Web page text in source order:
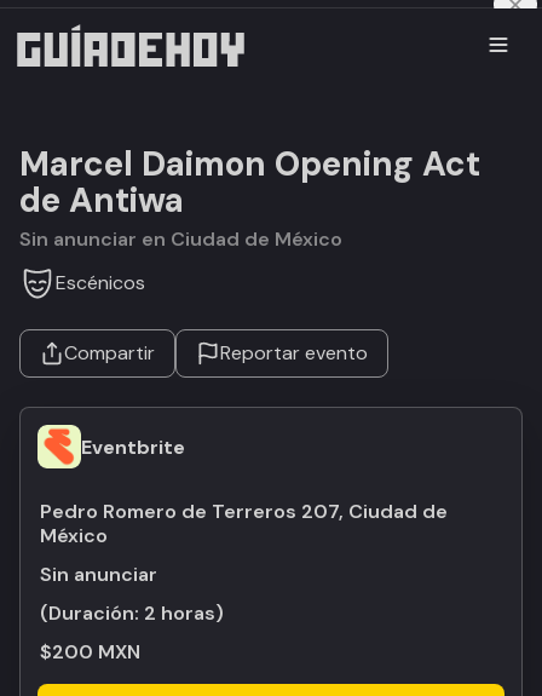
Marcel Daimon Opening Act
de Antiwa
Sin anunciar en Ciudad de México
Escénicos
Compartir Reportar evento
Eventbrite
Pedro Romero de Terreros 207, Ciudad de
México
Sin anunciar
(Duración: 2 horas)
$200 MXN